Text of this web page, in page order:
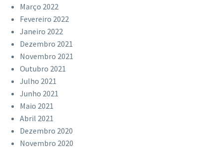
Março 2022
Fevereiro 2022
Janeiro 2022
Dezembro 2021
Novembro 2021
Outubro 2021
Julho 2021
Junho 2021
Maio 2021
Abril 2021
Dezembro 2020
Novembro 2020